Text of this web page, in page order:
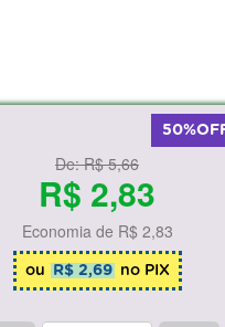
De:R$ 5,66
R$ 2,83
Economia de R$ 2,83
ou R$ 2,69 no PIX